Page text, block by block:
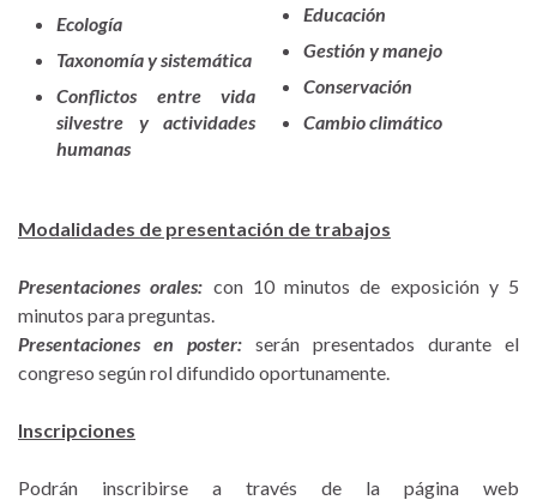
Ecología
Taxonomía y sistemática
Conflictos entre vida
silvestre y actividades
humanas
Educación
Gestión y manejo
Conservación
Cambio climático
Modalidades de presentación de trabajos
Presentaciones orales: con 10 minutos de exposición y 5
minutos para preguntas.
Presentaciones en poster: serán presentados durante el
congreso según rol difundido oportunamente.
Inscripciones
Podrán inscribirse a través de la página web